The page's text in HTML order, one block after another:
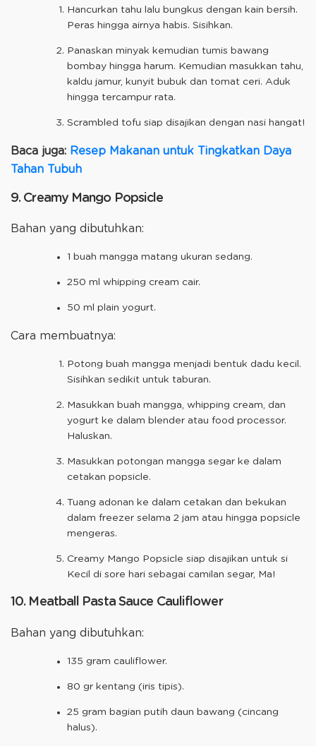
Hancurkan tahu lalu bungkus dengan kain bersih.
Peras hingga airnya habis. Sisihkan.
Panaskan minyak kemudian tumis bawang
bombay hingga harum. Kemudian masukkan tahu,
kaldu jamur, kunyit bubuk dan tomat ceri. Aduk
hingga tercampur rata.
Scrambled tofu siap disajikan dengan nasi hangat!
Baca juga: Resep Makanan untuk Tingkatkan Daya
Tahan Tubuh
9. Creamy Mango Popsicle
Bahan yang dibutuhkan:
1 buah mangga matang ukuran sedang.
250 ml whipping cream cair.
50 ml plain yogurt.
Cara membuatnya:
Potong buah mangga menjadi bentuk dadu kecil.
Sisihkan sedikit untuk taburan.
Masukkan buah mangga, whipping cream, dan
yogurt ke dalam blender atau food processor.
Haluskan.
Masukkan potongan mangga segar ke dalam
cetakan popsicle.
Tuang adonan ke dalam cetakan dan bekukan
dalam freezer selama 2 jam atau hingga popsicle
mengeras.
Creamy Mango Popsicle siap disajikan untuk si
Kecil di sore hari sebagai camilan segar, Ma!
10. Meatball Pasta Sauce Cauliflower
Bahan yang dibutuhkan:
135 gram cauliflower.
80 gr kentang (iris tipis).
25 gram bagian putih daun bawang (cincang
halus).